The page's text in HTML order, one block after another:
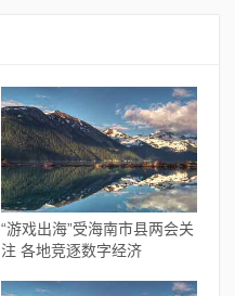
“游戏出海”受海南市县两会关
注 各地竞逐数字经济